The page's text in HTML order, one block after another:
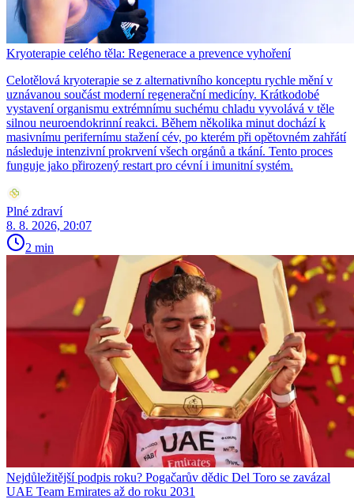
Kryoterapie celého těla: Regenerace a prevence vyhoření
Celotělová kryoterapie se z alternativního konceptu rychle mění v
uznávanou součást moderní regenerační medicíny. Krátkodobé
vystavení organismu extrémnímu suchému chladu vyvolává v těle
silnou neuroendokrinní reakci. Během několika minut dochází k
masivnímu perifernímu stažení cév, po kterém při opětovném zahřátí
následuje intenzivní prokrvení všech orgánů a tkání. Tento proces
funguje jako přirozený restart pro cévní i imunitní systém.
Plné zdraví
8. 8. 2026, 20:07
2 min
Nejdůležitější podpis roku? Pogačarův dědic Del Toro se zavázal
UAE Team Emirates až do roku 2031